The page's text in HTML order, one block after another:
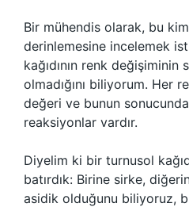
Bir mühendis olarak, bu
derinlemesine incelemek
kağıdının renk değişiminin
olmadığını biliyorum. Her
değeri ve bunun
reaksiyonlar vardır.
Diyelim ki bir turnusol
batırdık: Birine sirke,
asidik olduğunu biliyoruz,